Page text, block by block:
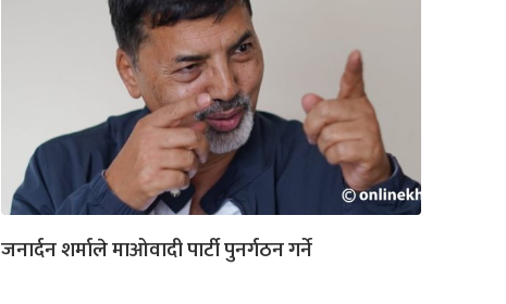
जनार्दन शर्माले माओवादी पार्टी पुनर्गठन गर्ने